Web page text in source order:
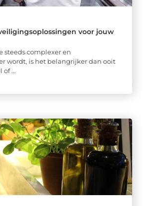
voor jouw
steeds complexer en
wordt, is het belangrijker dan ooit
of ...